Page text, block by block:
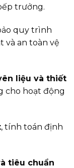
trưởng.
quy trình
và an toàn vệ
liệu và thiết
cho hoạt động
, tính toán định
tiêu chuẩn